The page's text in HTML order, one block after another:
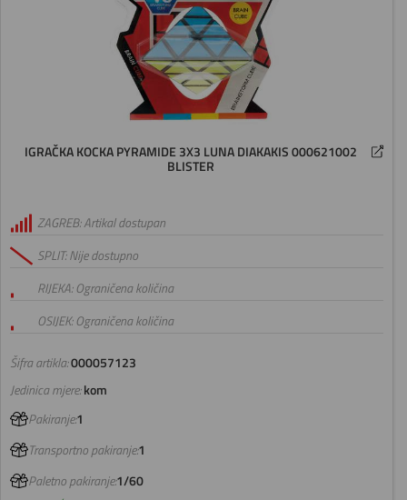
IGRAČKA KOCKA PYRAMIDE 3X3 LUNA DIAKAKIS 000621002
BLISTER
Šifra artikla:000057123
ZAGREB: Artikal dostupan
SPLIT: Nije dostupno
RIJEKA: Ograničena količina
OSIJEK: Ograničena količina
Jedinica mjere:kom
Pakiranje:1
Transportno pakiranje:1
Paletno pakiranje:1/60